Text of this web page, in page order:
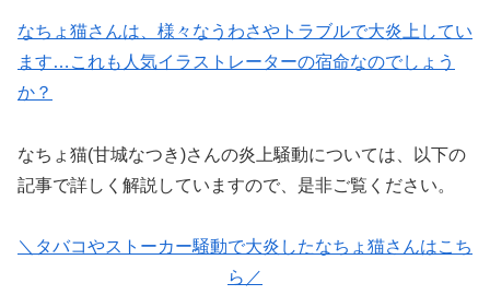
なちょ猫さんは、様々なうわさやトラブルで大炎上してい
ます…これも人気イラストレーターの宿命なのでしょう
か？
なちょ猫(甘城なつき)さんの炎上騒動については、以下の
記事で詳しく解説していますので、是非ご覧ください。
＼タバコやストーカー騒動で大炎したなちょ猫さんはこち
ら／